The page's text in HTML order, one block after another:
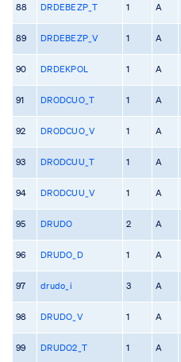
88 DRDEBEZP_T 1 A
89 DRDEBEZP_V 1 A
90 DRDEKPOL 1 A
91 DRODCUO_T 1 A
92 DRODCUO_V 1 A
93 DRODCUU_T 1 A
94 DRODCUU_V 1 A
95 DRUDO 2 A
96 DRUDO_D 1 A
97 drudo_i 3 A
98 DRUDO_V 1 A
99 DRUDO2_T 1 A